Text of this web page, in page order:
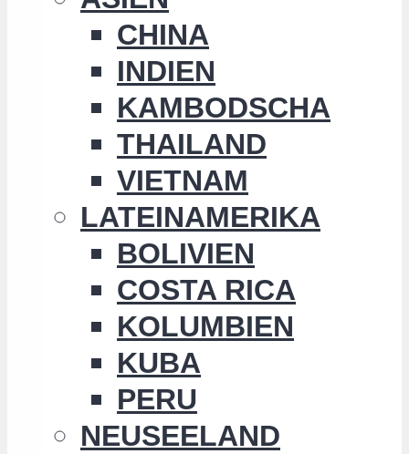
CHINA
INDIEN
KAMBODSCHA
THAILAND
VIETNAM
LATEINAMERIKA
BOLIVIEN
COSTA RICA
KOLUMBIEN
KUBA
PERU
NEUSEELAND